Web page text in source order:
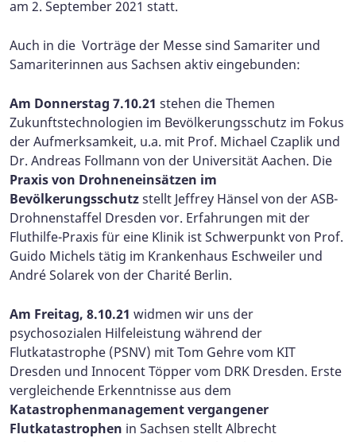
am 2. September 2021 statt.
Auch in die Vorträge der Messe sind Samariter und
Samariterinnen aus Sachsen aktiv eingebunden:
Am Donnerstag 7.10.21 stehen die Themen
Zukunftstechnologien im Bevölkerungsschutz im Fokus
der Aufmerksamkeit, u.a. mit Prof. Michael Czaplik und
Dr. Andreas Follmann von der Universität Aachen. Die
Praxis von Drohneneinsätzen im
Bevölkerungsschutzstellt Jeffrey Hänsel von der ASB-
Drohnenstaffel Dresden vor. Erfahrungen mit der
Fluthilfe-Praxis für eine Klinik ist Schwerpunkt von Prof.
Guido Michels tätig im Krankenhaus Eschweiler und
André Solarek von der Charité Berlin.
Am Freitag, 8.10.21 widmen wir uns der
psychosozialen Hilfeleistung während der
Flutkatastrophe (PSNV) mit Tom Gehre vom KIT
Dresden und Innocent Töpper vom DRK Dresden. Erste
vergleichende Erkenntnisse aus dem
Katastrophenmanagement vergangener
Flutkatastrophen in Sachsen stellt Albrecht